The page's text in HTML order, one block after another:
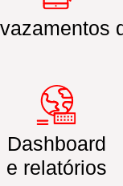
Dashboard
e relatórios